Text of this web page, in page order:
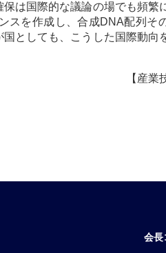
は国際的な議論の場でも頻繁
スを作成し、合成DNA配列そ
としても、こうした国際動向
【産業
会長